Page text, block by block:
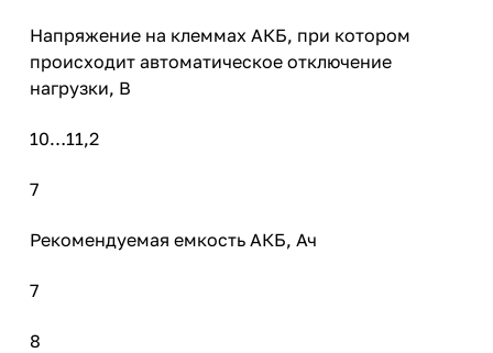
Напряжение на клеммах АКБ, при котором
происходит автоматическое отключение
нагрузки, В
10…11,2
7
Рекомендуемая емкость АКБ, Ач
7
8